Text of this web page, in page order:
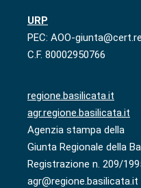
URP
PEC: AOO-
C.F. 80002950766
regione.basilicata.it
agr.regione.basilicata.it
Agenzia stampa della
Giunta Regionale della
Registrazione n. 209/
agr@regione.basilicata.it